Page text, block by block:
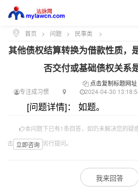
首页 > 问题 > 民事类 >
其他债权结算转换为借款性质，
否交付或基础债权关系
点击复制标题网址
专注成习惯
2024-04-30
[问题详情]： 如题。
本问题下已有1条回答，如仍未解决您的疑
击 立即咨询 另行提问。
我来回答